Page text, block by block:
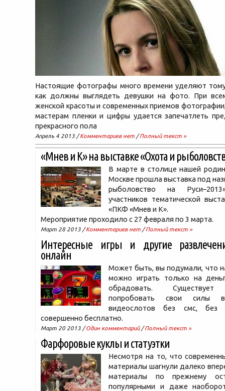
Настоящие фотографы много времени уделяют
как должны выглядеть девушки на фото. При
женской красоты и современных приемов
мастерам пленки и цифры удается запечатлеть
прекрасного пола
Апрель 4 2013 /Комментариев нет /Полный текст »
«Мнев и К» на выставке «Охота и
В марте в столице нашей
Москве прошла выставка под
рыболовство на
участников тематической
«ПКФ «Мнев и К».
Мероприятие проходило с 27 февраля по 3 марта.
Март 28 2013 /Комментариев нет /Полный текст »
Интересные игры и другие
онлайн
Может быть, вы подумали, что
можно играть только на
обрадовать. Существует
попробовать свои силы
видеослотов без смс, без
совершенно бесплатно.
Март 20 2013 /Один комментарий/Полный текст »
Фарфоровые куклы и статуэтки
Несмотря на то, что
материалы шагнули далеко
материалы по прежнему
популярными и даже